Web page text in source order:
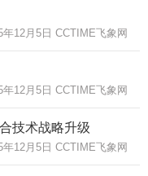
年12月5日 CCTIME飞象网
年12月5日 CCTIME飞象网
技术战略升级
年12月5日 CCTIME飞象网